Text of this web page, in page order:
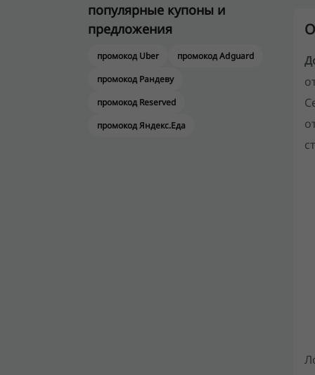
популярные купоны и
предложения
промокод Uber
промокод Adguard
промокод Рандеву
промокод Reserved
промокод Яндекс.Еда